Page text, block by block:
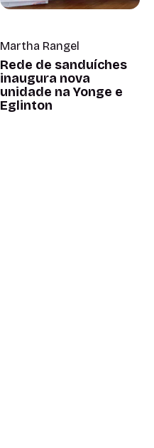
Martha Rangel
Rede de sanduíches
inaugura nova
unidade na Yonge e
Eglinton